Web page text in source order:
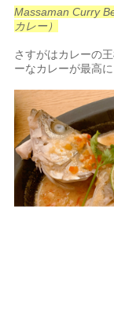
Massaman Curry
カレー）
さすがはカレーの
ーなカレーが最高